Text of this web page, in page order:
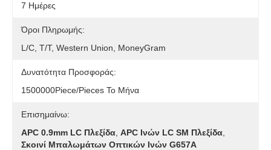
7 Ημέρες
Όροι Πληρωμής:
L/C, T/T, Western Union, MoneyGram
Δυνατότητα Προσφοράς:
1500000Piece/Pieces Το Μήνα
Επισημαίνω:
APC 0.9mm LC Πλεξίδα APC Ινών LC SM Πλεξίδα
Σκοινί Μπαλωμάτων Οπτικών Ινών G657A